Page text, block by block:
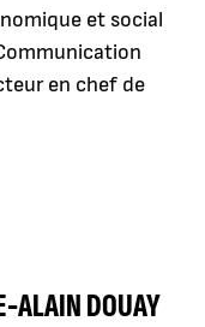
et social
en chef de
ALAIN DOUAY